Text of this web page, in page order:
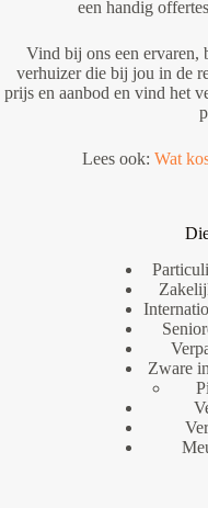
een handig
Vind bij ons een ervaren,
verhuizer die bij jou in de
prijs en aanbod en vind het
Lees ook: Wat
Zware